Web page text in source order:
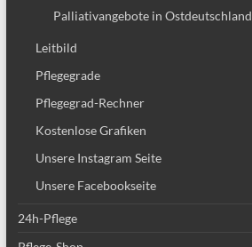
Palliativangebote in Ostdeutschland
Leitbild
Pflegegrade
Pflegegrad-Rechner
Kostenlose Grafiken
Unsere Instagram Seite
Unsere Facebookseite
24h-Pflege